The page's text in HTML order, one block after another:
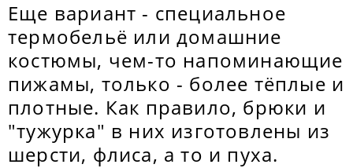
Еще вариант - специальное
термобельё или домашние
костюмы, чем-то напоминающие
пижамы, только - более тёплые и
плотные. Как правило, брюки и
"тужурка" в них изготовлены из
шерсти, флиса, а то и пуха.